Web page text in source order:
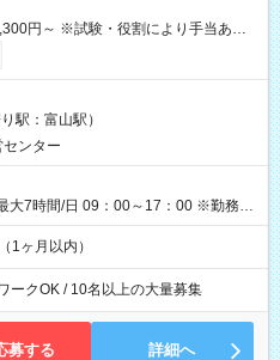
【即給（前払い）オプションあ
勤務から1週間ほどで給与の一部を受け
～17:30（休憩1時間） 時給1,300円
通費 ※当日の役割により時給＋100
7:00～13:30（休憩なし） 時給1,300
＝日収8,400円＋交通費 【試用期
駅：富山駅）
ンター
大7時間/日 09：00～17：00 ※勤務時
す。
1ヶ月以内）
ークOK / 10名以上の大量募集
募する 詳細へ